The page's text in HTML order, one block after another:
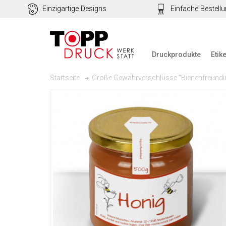
Einzigartige Designs Einfache
Druckprodukte
Startseite Große Gewährverschlüsse